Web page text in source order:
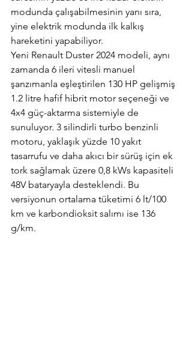
modunda çalışabilmesinin yanı sıra,
yine elektrik modunda ilk kalkış
hareketini yapabiliyor.
Yeni Renault Duster 2024 modeli, aynı
zamanda 6 ileri vitesli manuel
şanzımanla eşleştirilen 130 HP gelişmiş
1.2 litre hafif hibrit motor seçeneği ve
4x4 güç-aktarma sistemiyle de
sunuluyor. 3 silindirli turbo benzinli
motoru, yaklaşık yüzde 10 yakıt
tasarrufu ve daha akıcı bir sürüş için ek
tork sağlamak üzere 0,8 kWs kapasiteli
48V bataryayla desteklendi. Bu
versiyonun ortalama tüketimi 6 lt/100
km ve karbondioksit salımı ise 136
g/km.